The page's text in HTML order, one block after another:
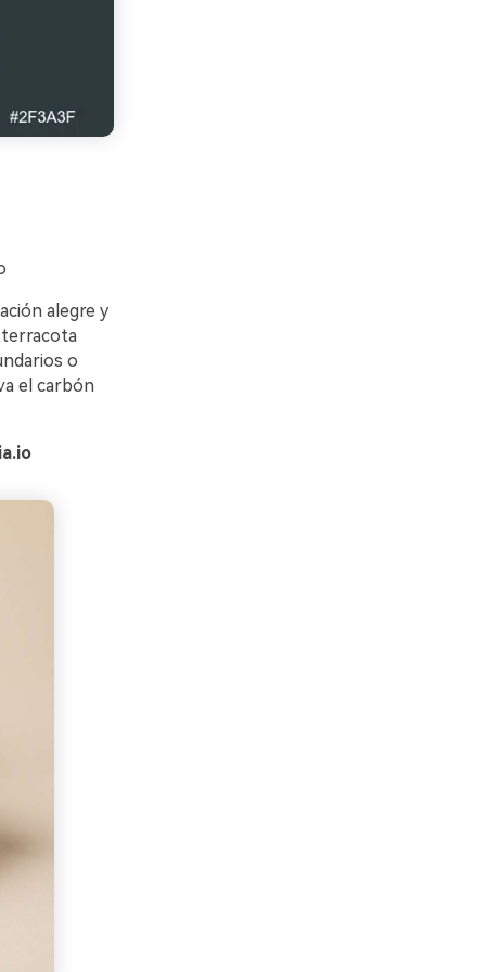
alegre y
terracota
o
el carbón